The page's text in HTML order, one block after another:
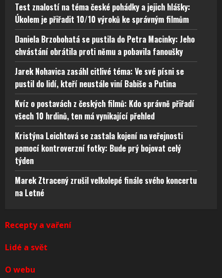
Test znalostí na téma české pohádky a jejich hlášky:
Úkolem je přiřadit 10/10 výroků ke správným filmům
Daniela Brzobohatá se pustila do Petra Macinky: Jeho
chvástání obrátila proti němu a pobavila fanoušky
Jarek Nohavica zasáhl citlivé téma: Ve své písni se
pustil do lidí, kteří neustále viní Babiše a Putina
Kvíz o postavách z českých filmů: Kdo správně přiřadí
všech 10 hrdinů, ten má vynikající přehled
Kristýna Leichtová se zastala kojení na veřejnosti
pomocí kontroverzní fotky: Bude prý bojovat celý
týden
Marek Ztracený zrušil velkolepé finále svého koncertu
na Letné
Recepty a vaření
Lidé a svět
O webu